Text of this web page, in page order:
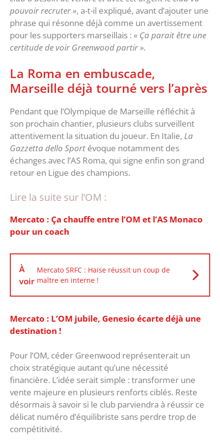
pouvoir recruter », a-t-il expliqué, avant d’ajouter une
phrase qui résonne déjà comme un avertissement
pour les supporters marseillais : « Ça parait être une
certitude de voir Greenwood partir ».
‎La Roma en embuscade,
Marseille déjà tourné vers l’après
‎Pendant que l’Olympique de Marseille réfléchit à
son prochain chantier, plusieurs clubs surveillent
attentivement la situation du joueur. En Italie, La
Gazzetta dello Sport évoque notamment des
échanges avec l’AS Roma, qui signe enfin son grand
retour en Ligue des champions.
Lire la suite sur l’OM :
Mercato : Ça chauffe entre l’OM et l’AS Monaco
pour un coach
À
voir
Mercato SRFC : Haise réussit un coup de
maître en interne !
Mercato : L’OM jubile, Genesio écarte déjà une
destination !
‎Pour l’OM, céder Greenwood représenterait un
choix stratégique autant qu’une nécessité
financière. L’idée serait simple : transformer une
vente majeure en plusieurs renforts ciblés. Reste
désormais à savoir si le club parviendra à réussir ce
délicat numéro d’équilibriste sans perdre trop de
compétitivité.